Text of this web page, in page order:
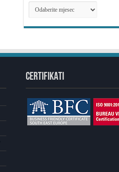
ARHIVA
NOVOSTI
CERTIFIKATI